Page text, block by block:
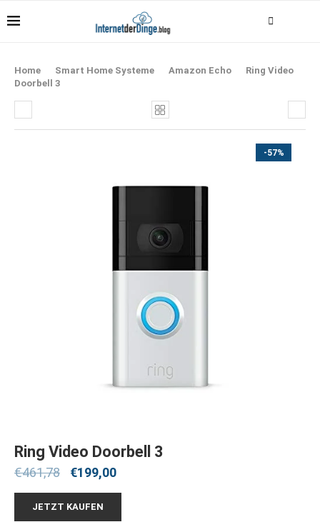
Home Smart Home Systeme Amazon Echo
Ring Video
Doorbell 3
-57%
Ring Video Doorbell 3
€461,78 €199,00
JETZT KAUFEN